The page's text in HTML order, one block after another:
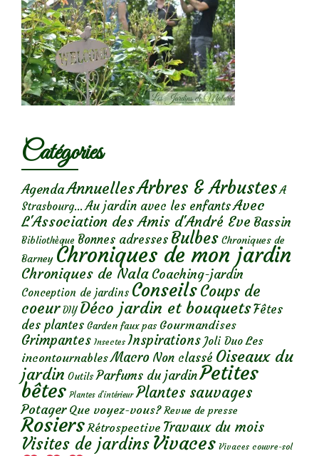
Catégories
AgendaAnnuellesArbres & Arbustes A
Strasbourg... Au jardin avec les enfantsAvec
L'Association des Amis d'André Eve Bassin
Bibliothèque Bonnes adresses Bulbes Chroniques de
Barney Chroniques de mon jardin
Chroniques de Nala Coaching-jardin
Conception de jardins ConseilsCoups de
coeur DIY Déco jardin et bouquetsFêtes
des plantes Garden faux pas Gourmandises
Grimpantes Insectes Inspirations Joli Duo Les
incontournables Macro Non classé Oiseaux du
jardin Outils Parfums du jardinPetites
bêtes Plantes d’intérieur Plantes sauvages
Potager Que voyez-vous? Revue de presse
Rosiers Rétrospective Travaux du mois
Visites de jardins Vivaces Vivaces couvre-sol